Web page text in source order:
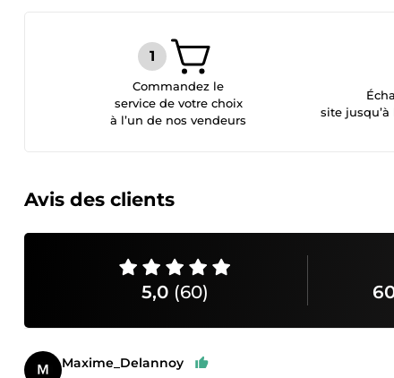
Commandez le
service de votre choix
à l’un de nos vendeurs
site
Avis des clients
5,0 (60)
Maxime_Delannoy